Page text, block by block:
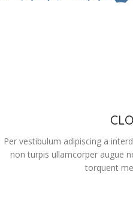
Per vestibulum adipiscing a
non turpis ullamcorper augue
torquent